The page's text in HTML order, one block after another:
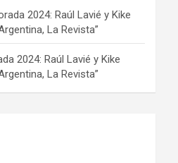
2024: Raúl Lavié y Kike
La Revista”
2024: Raúl Lavié y Kike
La Revista”